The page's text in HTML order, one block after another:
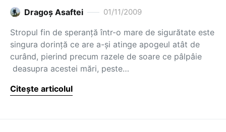
Dragoş Asaftei 01/11/2009
Stropul fin de speranţă într-o mare de sigurătate este
singura dorinţă ce are a-şi atinge apogeul atât de
curând, pierind precum razele de soare ce pâlpâie
deasupra acestei mări, peste…
Citește articolul